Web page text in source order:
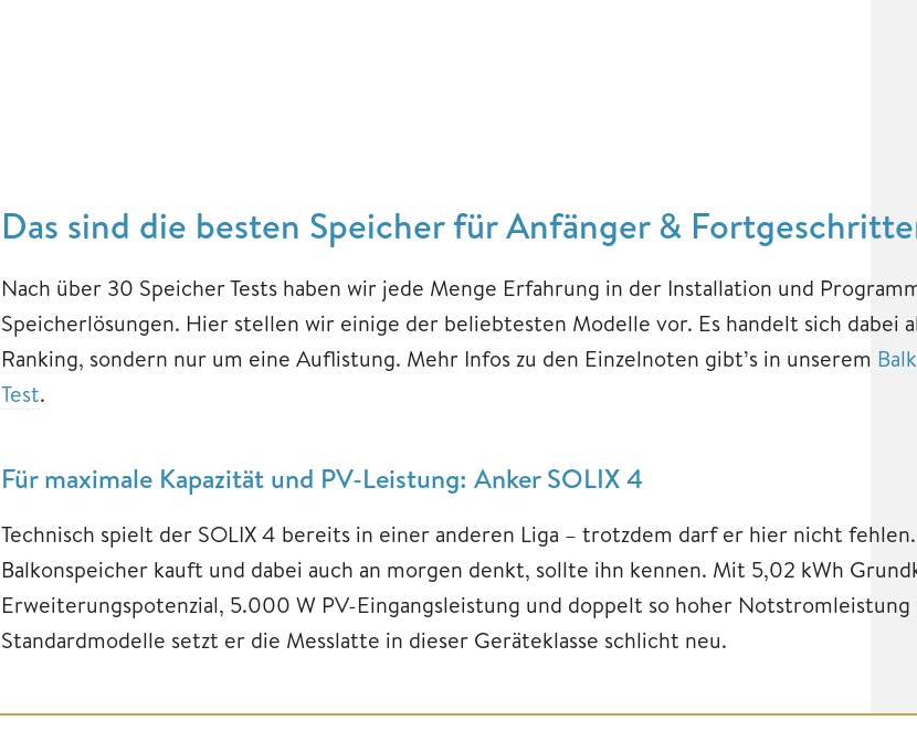
Das sind die besten Speicher für Anfänger &
Nach über 30 Speicher Tests haben wir jede Menge Erfahrung in der Installation und
Speicherlösungen. Hier stellen wir einige der beliebtesten Modelle vor. Es handelt sich dabei
Ranking, sondern nur um eine Auflistung. Mehr Infos zu den Einzelnoten gibt’s in unserem
Test.
Für maximale Kapazität und PV-Leistung: Anker SOLIX 4
Technisch spielt der SOLIX 4 bereits in einer anderen Liga – trotzdem darf er hier nicht
Balkonspeicher kauft und dabei auch an morgen denkt, sollte ihn kennen. Mit 5,02 kWh
Erweiterungspotenzial, 5.000 W PV-Eingangsleistung und doppelt so hoher
Standardmodelle setzt er die Messlatte in dieser Geräteklasse schlicht neu.